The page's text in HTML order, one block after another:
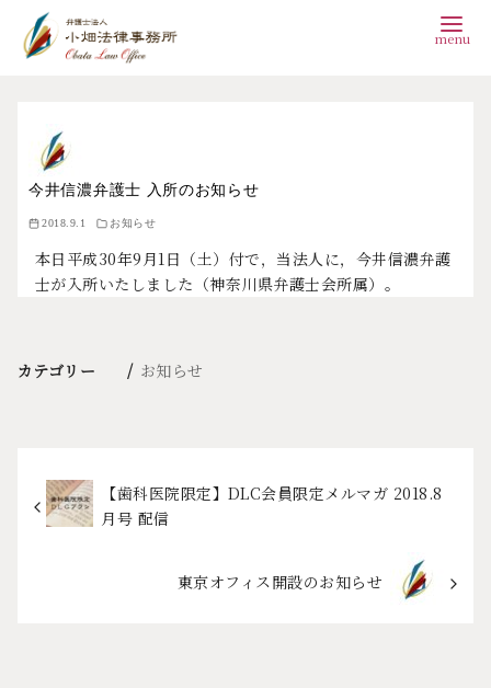
今井信濃弁護士 入所のお知らせ
2018.9.1 お知らせ
本日平成30年9月1日（土）付で，当法人に，今井信濃弁護
士が入所いたしました（神奈川県弁護士会所属）。
カテゴリー お知らせ
【歯科医院限定】DLC会員限定メルマガ 2018.8
月号 配信
東京オフィス開設のお知らせ